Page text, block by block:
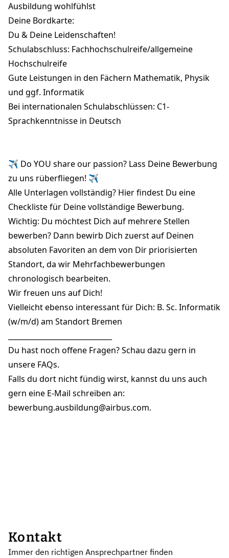
Ausbildung wohlfühlst
Deine Bordkarte:
Du & Deine Leidenschaften!
Schulabschluss: Fachhochschulreife/allgemeine
Hochschulreife
Gute Leistungen in den Fächern Mathematik, Physik
und ggf. Informatik
Bei internationalen Schulabschlüssen: C1-
Sprachkenntnisse in Deutsch
✈ Do YOU share our passion? Lass Deine Bewerbung
zu uns rüberfliegen! ✈
Alle Unterlagen vollständig? Hierfindest Du eine
Checkliste für Deine vollständige Bewerbung.
Wichtig: Du möchtest Dich auf mehrere Stellen
bewerben? Dann bewirb Dich zuerst auf Deinen
absoluten Favoriten an dem von Dir priorisierten
Standort, da wir Mehrfachbewerbungen
chronologisch bearbeiten.
Wir freuen uns auf Dich!
Vielleicht ebenso interessant für Dich: B. Sc. Informatik
(w/m/d) am Standort Bremen
Du hast noch offene Fragen? Schau dazu gern in
unsere FAQs.
Falls du dort nicht fündig wirst, kannst du uns auch
gern eine E-Mail schreiben an:
bewerbung.ausbildung@airbus.com.
Kontakt
Immer den richtigen Ansprechpartner finden